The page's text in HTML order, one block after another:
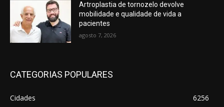
Artroplastia de tornozelo devolve
mobilidade e qualidade de vida a
pacientes
agosto 7, 2026
CATEGORIAS POPULARES
Cidades
6256